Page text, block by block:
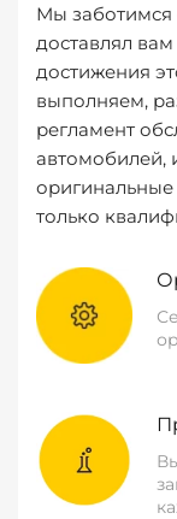
Мы заботимся
доставлял
достижения
выполняем,
регламент
автомобилей,
оригинальные
только